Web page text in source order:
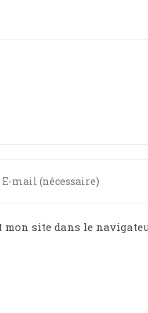
site dans le